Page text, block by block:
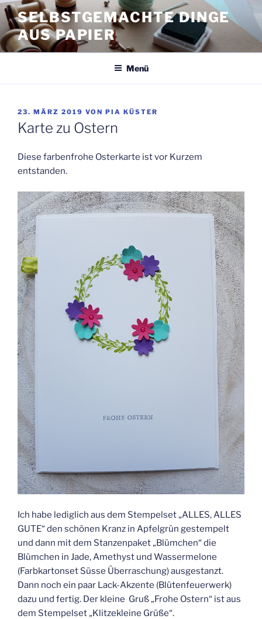
Zum
Inhalt
springen
SELBSTGEMACHTE DINGE
AUS PAPIER
Menü
VERÖFFENTLICHT
AM
23. MÄRZ 2019 VON PIA KÜSTER
Karte zu Ostern
Diese farbenfrohe Osterkarte ist vor Kurzem
entstanden.
Ich habe lediglich aus dem Stempelset „ALLES, ALLES
GUTE“ den schönen Kranz in Apfelgrün gestempelt
und dann mit dem Stanzenpaket „Blümchen“ die
Blümchen in Jade, Amethyst und Wassermelone
(Farbkartonset Süsse Überraschung) ausgestanzt.
Dann noch ein paar Lack-Akzente (Blütenfeuerwerk)
dazu und fertig. Der kleine Gruß „Frohe Ostern“ ist aus
dem Stempelset „Klitzekleine Grüße“.